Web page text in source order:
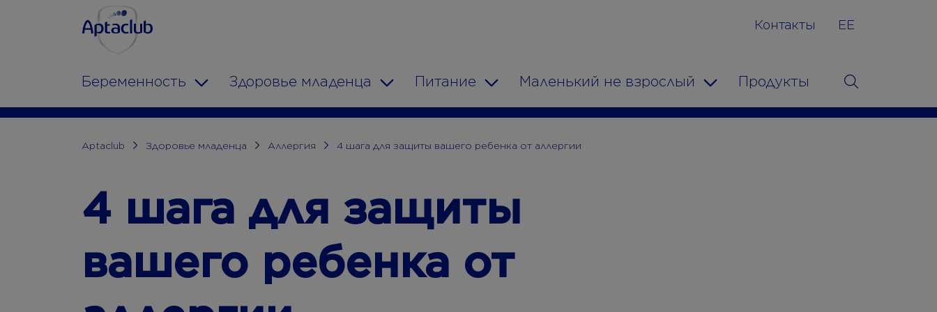
Skip to contentAptaclub.ee
Контакты EE
Беременность
Toggle Dropdown
Здоровье младенца
Toggle Dropdown
Питание
Toggle Dropdown
Маленький не взрослый
Toggle Dropdown
Продукты Поиск
Aptaclub Здоровье младенца Аллергия 4 шага для защиты вашего ребенка от аллергии
4 шага для защиты
вашего ребенка от